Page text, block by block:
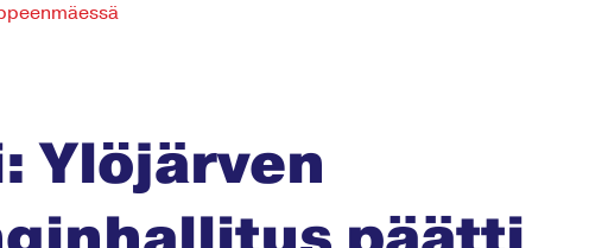
Ylöjärven